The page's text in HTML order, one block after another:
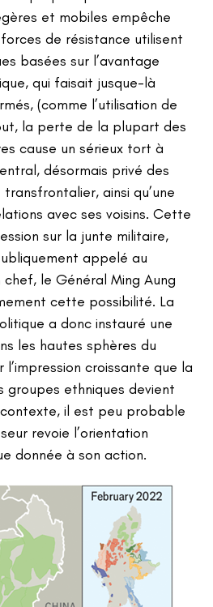
et mobiles empêche
de résistance utilisent
basées sur l’avantage
qui faisait jusque-là
(comme l’utilisation de
la perte de la plupart des
cause un sérieux tort à
désormais privé des
ainsi qu’une
avec ses voisins. Cette
sur la junte militaire,
appelé au
le Général Ming Aung
cette possibilité. La
a donc instauré une
les hautes sphères du
croissante que la
groupes ethniques devient
il est peu probable
revoie l’orientation
donnée à son action.